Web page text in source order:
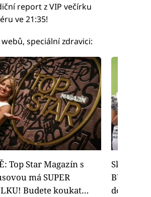
report z VIP večírku
ve 21:35!
speciální zdravici:
Top Star Magazín s
má SUPER
Budete koukat…
Skandální
BULELO
dopadlo